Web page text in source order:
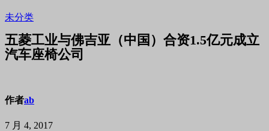
未分类
五菱工业与佛吉亚（中国）合资1.5亿元成立
汽车座椅公司
作者ab
7 月 4, 2017